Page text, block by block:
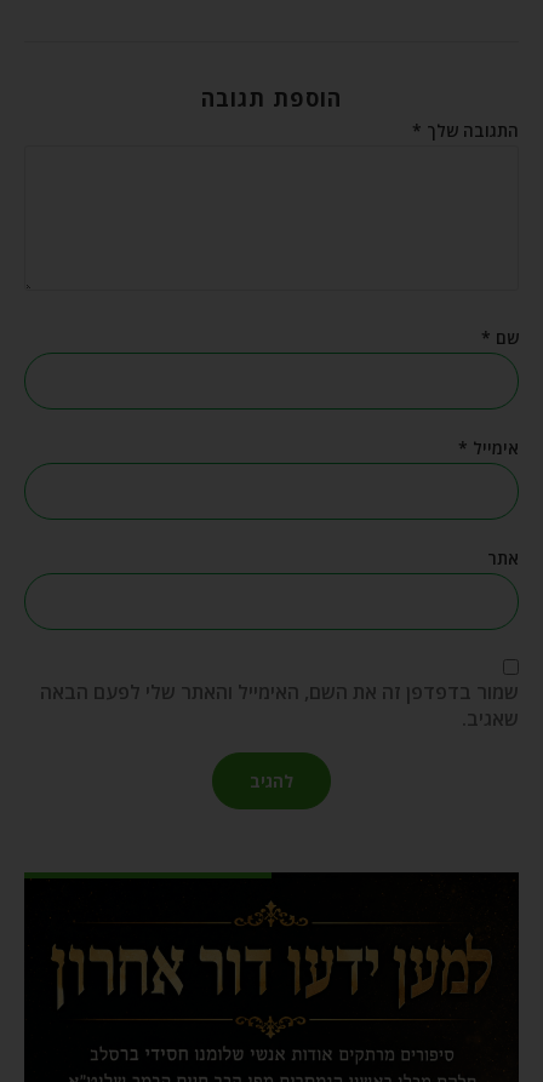
הוספת תגובה
התגובה שלך *
שם *
אימייל *
אתר
שמור בדפדפן זה את השם, האימייל והאתר שלי לפעם הבאה
שאגיב.